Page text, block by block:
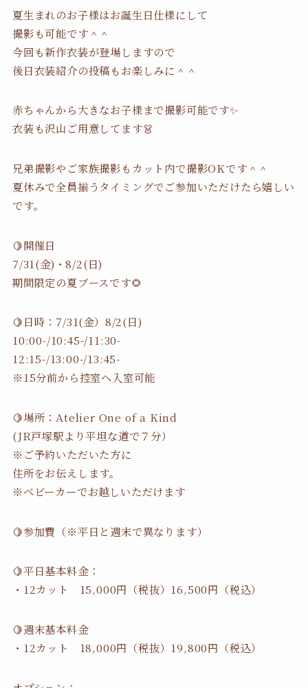
夏生まれのお子様はお誕生日仕様にして
撮影も可能です＾＾
今回も新作衣装が登場しますので
後日衣装紹介の投稿もお楽しみに＾＾
赤ちゃんから大きなお子様まで撮影可能です✨
衣装も沢山ご用意してます👗
兄弟撮影やご家族撮影もカット内で撮影OKです＾＾
夏休みで全員揃うタイミングでご参加いただけたら嬉しい
です。
🍋開催日
7/31(金)・8/2(日)
期間限定の夏ブースです🌻
🍋日時：7/31(金）8/2(日)
10:00-/10:45-/11:30-
12:15-/13:00-/13:45-
※15分前から控室へ入室可能
🍋場所：Atelier One of a Kind
(JR戸塚駅より平坦な道で７分）
※ご予約いただいた方に
住所をお伝えします。
※ベビーカーでお越しいただけます
🍋参加費（※平日と週末で異なります）
🍋平日基本料金：
・12カット 15,000円（税抜）16,500円（税込）
🍋週末基本料金
・12カット 18,000円（税抜）19,800円（税込）